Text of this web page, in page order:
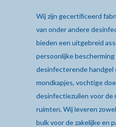
Wij zijn gecertiﬁceerd
van onder andere
bieden een uitgebreid
persoonlijke
desinfecterendehandgel
mondkapjes, vochtige
desinfectiezuilen voor de
ruimten. Wij leveren
bulk voor de zakelijke en